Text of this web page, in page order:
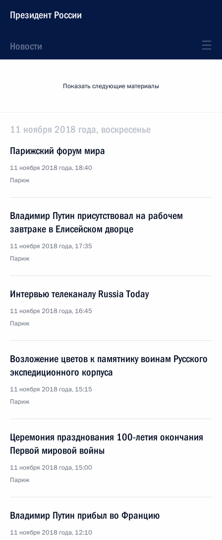
Президент России
Новости
Показать следующие материалы
11 ноября 2018 года, воскресенье
Парижский форум мира
11 ноября 2018 года, 18:40
Париж
Владимир Путин присутствовал на рабочем
завтраке в Елисейском дворце
11 ноября 2018 года, 17:35
Париж
Интервью телеканалу Russia Today
11 ноября 2018 года, 16:45
Париж
Возложение цветов к памятнику воинам Русского
экспедиционного корпуса
11 ноября 2018 года, 15:15
Париж
Церемония празднования 100-летия окончания
Первой мировой войны
11 ноября 2018 года, 15:00
Париж
Владимир Путин прибыл во Францию
11 ноября 2018 года, 12:10